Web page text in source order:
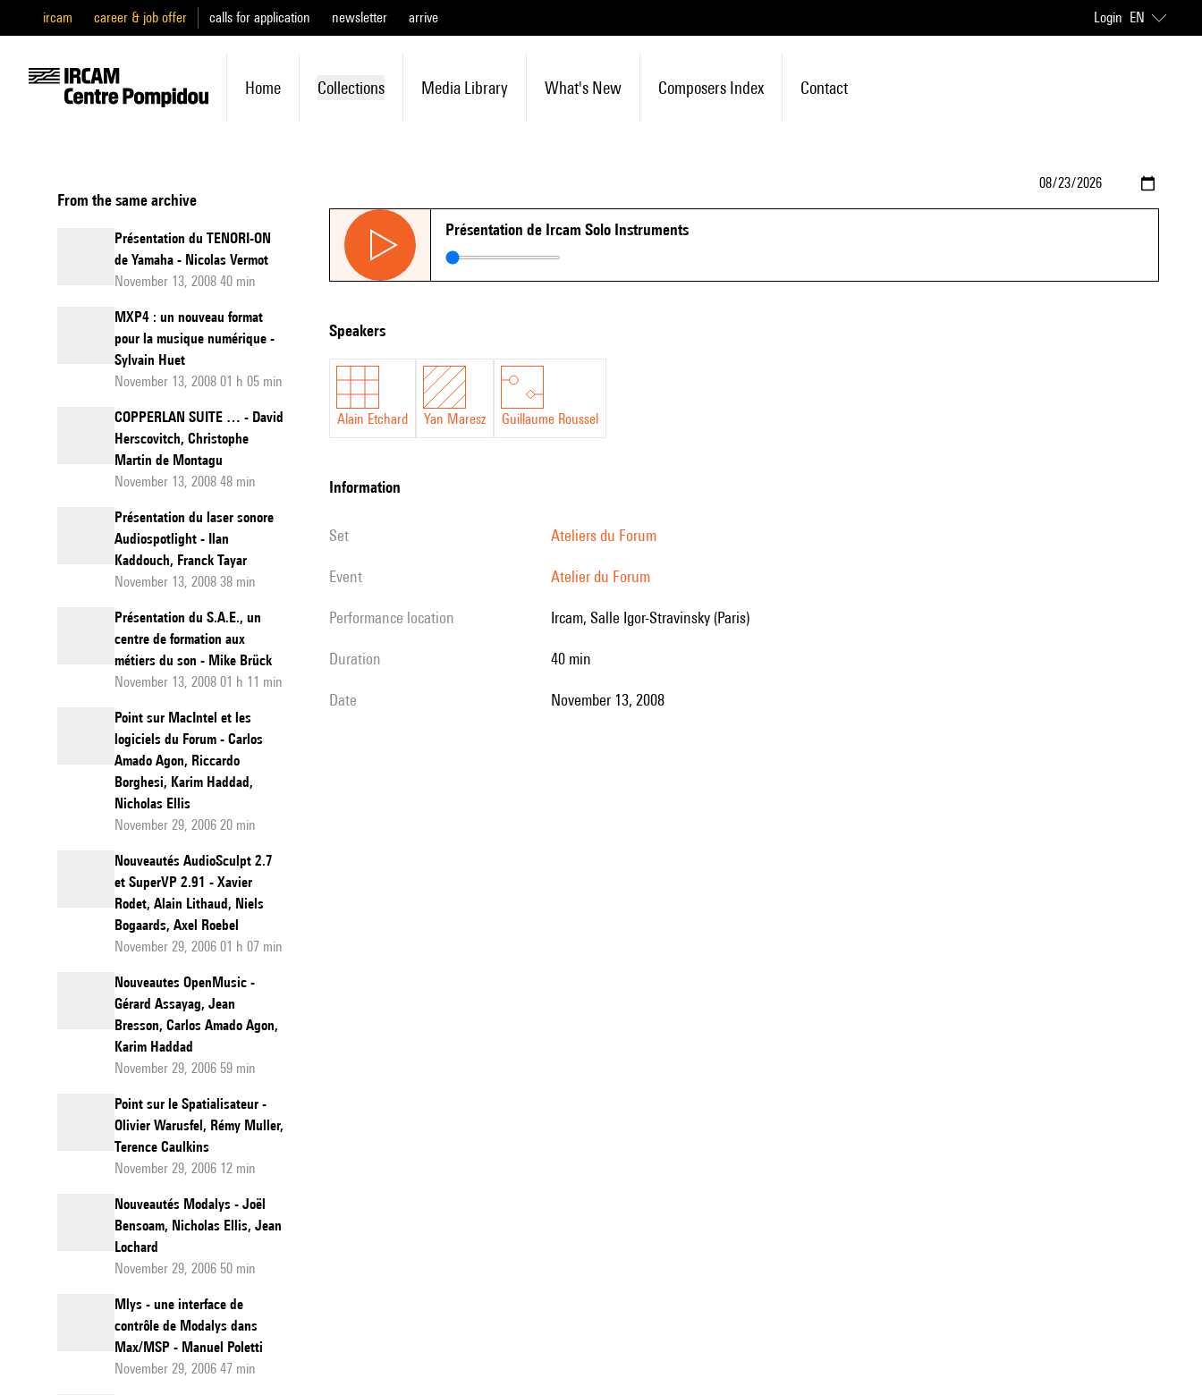
ircam career & job offer calls for application newsletter arrive Login EN
Home Collections Media Library What's New Composers Index Contact
From the same archive
Présentation du TENORI-ON
de Yamaha - Nicolas Vermot
November 13, 2008 40 min
MXP4 : un nouveau format
pour la musique numérique -
Sylvain Huet
November 13, 2008 01 h 05 min
COPPERLAN SUITE … - David
Herscovitch, Christophe
Martin de Montagu
November 13, 2008 48 min
Présentation du laser sonore
Audiospotlight - Ilan
Kaddouch, Franck Tayar
November 13, 2008 38 min
Présentation du S.A.E., un
centre de formation aux
métiers du son - Mike Brück
November 13, 2008 01 h 11 min
Point sur MacIntel et les
logiciels du Forum - Carlos
Amado Agon, Riccardo
Borghesi, Karim Haddad,
Nicholas Ellis
November 29, 2006 20 min
Nouveautés AudioSculpt 2.7
et SuperVP 2.91 - Xavier
Rodet, Alain Lithaud, Niels
Bogaards, Axel Roebel
November 29, 2006 01 h 07 min
Nouveautes OpenMusic -
Gérard Assayag, Jean
Bresson, Carlos Amado Agon,
Karim Haddad
November 29, 2006 59 min
Point sur le Spatialisateur -
Olivier Warusfel, Rémy Muller,
Terence Caulkins
November 29, 2006 12 min
Nouveautés Modalys - Joël
Bensoam, Nicholas Ellis, Jean
Lochard
November 29, 2006 50 min
Mlys - une interface de
contrôle de Modalys dans
Max/MSP - Manuel Poletti
November 29, 2006 47 min
Présentation de Ircam Solo Instruments
speakers
Alain Etchard Yan Maresz Guillaume Roussel
information
set Ateliers du Forum
event Atelier du Forum
performance location Ircam, Salle Igor-Stravinsky (Paris)
duration 40 min
date November 13, 2008